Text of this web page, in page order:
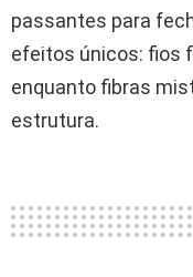
passantes para
efeitos únicos: fios
enquanto fibras
estrutura.